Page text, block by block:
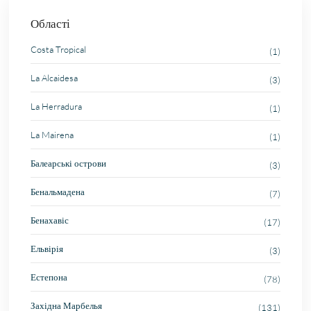
Області
Costa Tropical (1)
La Alcaidesa (3)
La Herradura (1)
La Mairena (1)
Балеарські острови (3)
Бенальмадена (7)
Бенахавіс (17)
Ельвірія (3)
Естепона (78)
Західна Марбелья (131)